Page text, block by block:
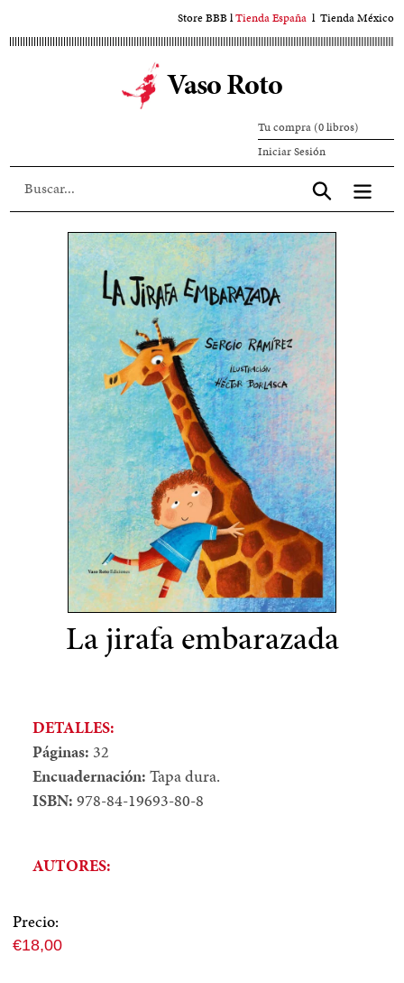
al
Store BBBlTienda España l Tienda México
Vaso Roto
Tu compra (0 libros)
Iniciar SesiónIniciar
sesión
Aceptar
La jirafa embarazada
DETALLES:
Páginas: 32
Encuadernación:Tapa dura.
ISBN:978-84-19693-80-8
AUTORES:
Precio:
Precio
€18,00